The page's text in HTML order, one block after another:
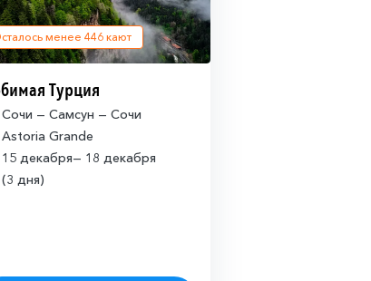
менее 446 кают
Турция
Сочи — Самсун — Сочи
Astoria Grande
15 декабря— 18 декабря
(3 дня)